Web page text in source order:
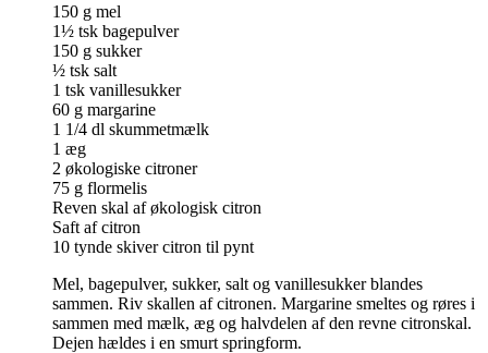
150 g mel
1½ tsk bagepulver
150 g sukker
½ tsk salt
1 tsk vanillesukker
60 g margarine
1 1/4 dl skummetmælk
1 æg
2 økologiske citroner
75 g flormelis
Reven skal af økologisk citron
Saft af citron
10 tynde skiver citron til pynt
Mel, bagepulver, sukker, salt og vanillesukker blandes
sammen. Riv skallen af citronen. Margarine smeltes og røres i
sammen med mælk, æg og halvdelen af den revne citronskal.
Dejen hældes i en smurt springform.